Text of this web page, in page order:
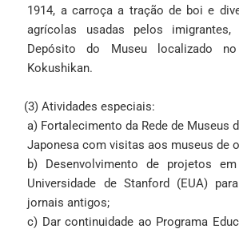
1914, a carroça a tração de boi e
agrícolas usadas pelos imigrantes,
Depósito do Museu localizado no
Kokushikan.
(3) Atividades especiais:
a) Fortalecimento da Rede de Museus
Japonesa com visitas aos museus de
b) Desenvolvimento de projetos
Universidade de Stanford (EUA)
jornais antigos;
c) Dar continuidade ao Programa